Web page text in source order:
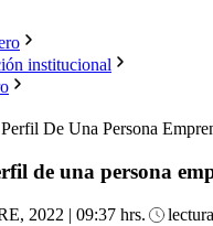
institucional
De Una Persona
de una persona
2022 | 09:37 hrs.